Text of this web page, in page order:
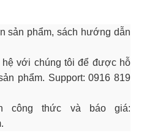
sản phẩm, sách hướng dẫn
với chúng tôi để được hỗ
phẩm. Support: 0916 819
công thức và báo giá: